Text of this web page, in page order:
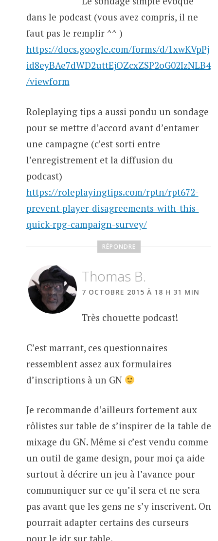
dans le podcast (vous avez compris, il ne
faut pas le remplir ^^ )
https://docs.google.com/forms/d/1xwKVpPj
id8eyBAe7dWD2uttEjOZcxZSP2oG02IzNLB4
/viewform
Roleplaying tips a aussi pondu un sondage
pour se mettre d’accord avant d’entamer
une campagne (c’est sorti entre
l’enregistrement et la diffusion du
podcast)
https://roleplayingtips.com/rptn/rpt672-
prevent-player-disagreements-with-this-
quick-rpg-campaign-survey/
RÉPONDRE
Thomas B.
7 OCTOBRE 2015 À 18 H 31 MIN
Très chouette podcast!
C’est marrant, ces questionnaires
ressemblent assez aux formulaires
d’inscriptions à un GN
Je recommande d’ailleurs fortement aux
rôlistes sur table de s’inspirer de la table de
mixage du GN. Même si c’est vendu comme
un outil de game design, pour moi ça aide
surtout à décrire un jeu à l’avance pour
communiquer sur ce qu’il sera et ne sera
pas avant que les gens ne s’y inscrivent. On
pourrait adapter certains des curseurs
pour le jdr sur table.